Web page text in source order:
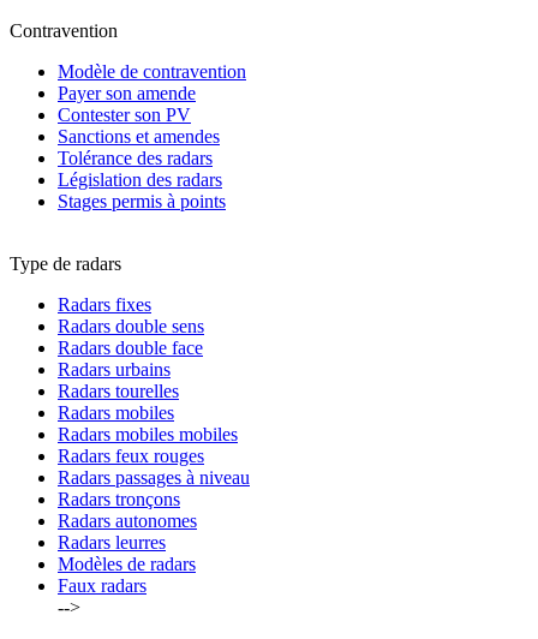
Contravention
Modèle de contravention
Payer son amende
Contester son PV
Sanctions et amendes
Tolérance des radars
Législation des radars
Stages permis à points
Type de radars
Radars fixes
Radars double sens
Radars double face
Radars urbains
Radars tourelles
Radars mobiles
Radars mobiles mobiles
Radars feux rouges
Radars passages à niveau
Radars tronçons
Radars autonomes
Radars leurres
Modèles de radars
Faux radars
-->